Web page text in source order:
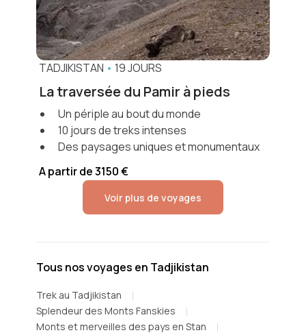
TADJIKISTAN • 19 JOURS
La traversée du Pamir à pieds
Un périple au bout du monde
10 jours de treks intenses
Des paysages uniques et monumentaux
A partir de 3150 €
Voir plus de voyages
Tous nos voyages en Tadjikistan
Trek au Tadjikistan
Splendeur des Monts Fanskies
Monts et merveilles des pays en Stan